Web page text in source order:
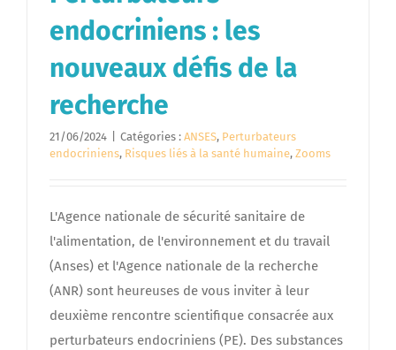
endocriniens : les
nouveaux défis de la
recherche
21/06/2024 Catégories : ANSES, Perturbateurs
endocriniens, Risques liés à la santé humaine, Zooms
L'Agence nationale de sécurité sanitaire de
l'alimentation, de l'environnement et du travail
(Anses) et l'Agence nationale de la recherche
(ANR) sont heureuses de vous inviter à leur
deuxième rencontre scientifique consacrée aux
perturbateurs endocriniens (PE). Des substances